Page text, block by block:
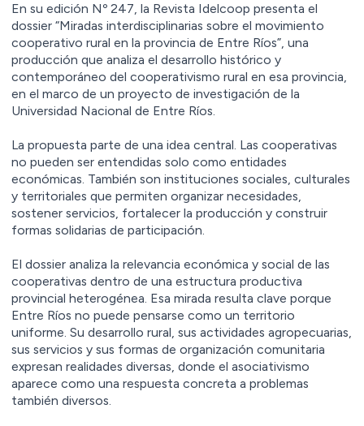
En su edición Nº 247, la Revista Idelcoop presenta el
dossier “Miradas interdisciplinarias sobre el movimiento
cooperativo rural en la provincia de Entre Ríos”, una
producción que analiza el desarrollo histórico y
contemporáneo del cooperativismo rural en esa provincia,
en el marco de un proyecto de investigación de la
Universidad Nacional de Entre Ríos.
La propuesta parte de una idea central. Las cooperativas
no pueden ser entendidas solo como entidades
económicas. También son instituciones sociales, culturales
y territoriales que permiten organizar necesidades,
sostener servicios, fortalecer la producción y construir
formas solidarias de participación.
El dossier analiza la relevancia económica y social de las
cooperativas dentro de una estructura productiva
provincial heterogénea. Esa mirada resulta clave porque
Entre Ríos no puede pensarse como un territorio
uniforme. Su desarrollo rural, sus actividades agropecuarias,
sus servicios y sus formas de organización comunitaria
expresan realidades diversas, donde el asociativismo
aparece como una respuesta concreta a problemas
también diversos.